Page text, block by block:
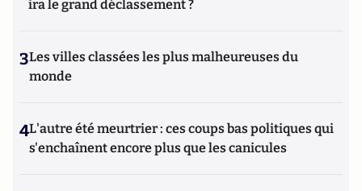
ira le grand déclassement ?
3Les villes classées les plus malheureuses du
monde
4L'autre été meurtrier : ces coups bas politiques qui
s'enchaînent encore plus que les canicules